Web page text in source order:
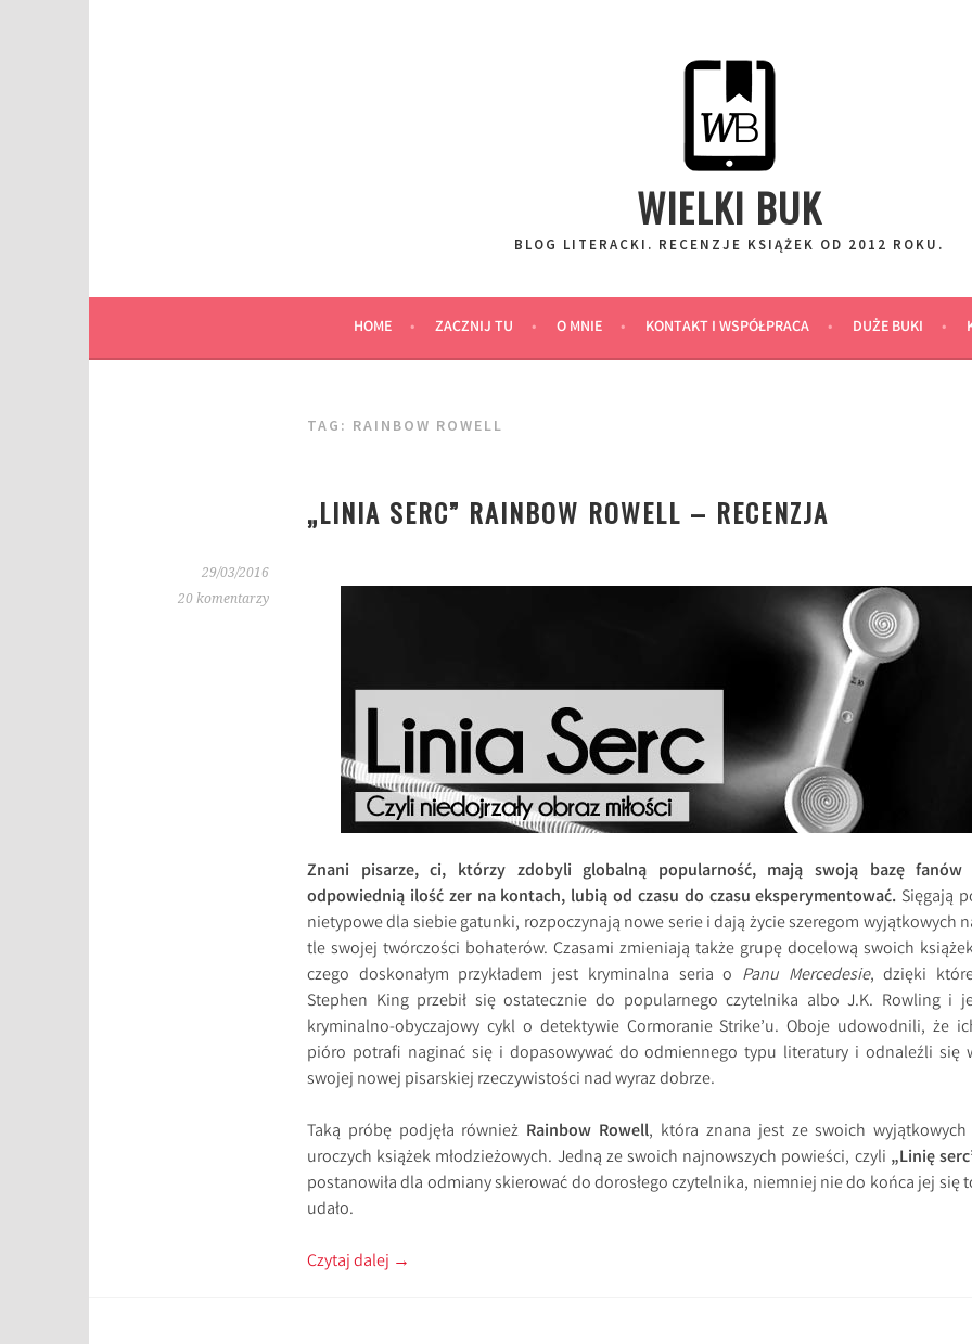
WIELKI BUK
BLOG LITERACKI. RECENZJE KSIĄŻEK OD 2012 ROKU.
HOME ZACZNIJ TU O MNIE KONTAKT I WSPÓŁPRACA DUŻE BUKI
TAG: RAINBOW ROWELL
„LINIA SERC” RAINBOW ROWELL – RECENZJA
29/03/2016
20 komentarzy
Znani pisarze, ci, którzy zdobyli globalną popularność, mają swoją bazę
odpowiednią ilość zer na kontach, lubią od czasu do czasu eksperymentować. Sięgają
nietypowe dla siebie gatunki, rozpoczynają nowe serie i dają życie szeregom wyjątkowych
tle swojej twórczości bohaterów. Czasami zmieniają także grupę docelową swoich
czego doskonałym przykładem jest kryminalna seria o Panu Mercedesie, dzięki
Stephen King przebił się ostatecznie do popularnego czytelnika albo J.K. Rowling i
kryminalno-obyczajowy cykl o detektywie Cormoranie Strike’u. Oboje udowodnili, że
pióro potrafi naginać się i dopasowywać do odmiennego typu literatury i odnaleźli się
swojej nowej pisarskiej rzeczywistości nad wyraz dobrze.
Taką próbę podjęła również Rainbow Rowell, która znana jest ze swoich
uroczych książek młodzieżowych. Jedną ze swoich najnowszych powieści, czyli „Linię
postanowiła dla odmiany skierować do dorosłego czytelnika, niemniej nie do końca jej się
udało.
Czytaj dalej →